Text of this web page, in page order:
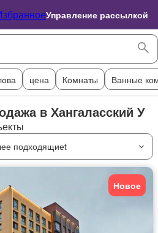
Управление рассылкой
цена Комнаты Ванные
в Хангаласский У
подходящиеt
Новое